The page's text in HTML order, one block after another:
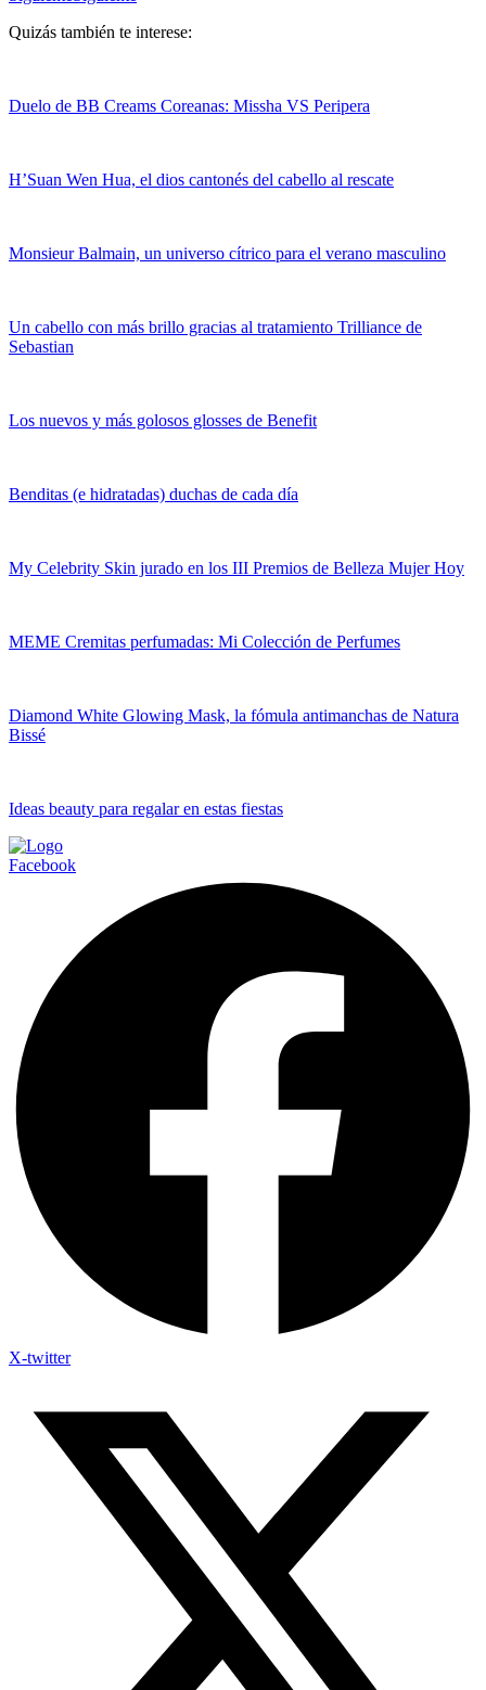
Quizás también te interese:
Duelo de BB Creams Coreanas: Missha VS Peripera
H’Suan Wen Hua, el dios cantonés del cabello al rescate
Monsieur Balmain, un universo cítrico para el verano masculino
Un cabello con más brillo gracias al tratamiento Trilliance de
Sebastian
Los nuevos y más golosos glosses de Benefit
Benditas (e hidratadas) duchas de cada día
My Celebrity Skin jurado en los III Premios de Belleza Mujer Hoy
MEME Cremitas perfumadas: Mi Colección de Perfumes
Diamond White Glowing Mask, la fómula antimanchas de Natura
Bissé
Ideas beauty para regalar en estas fiestas
Facebook
X-twitter